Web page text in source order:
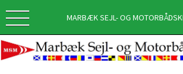
MARBÆK SEJL- OG